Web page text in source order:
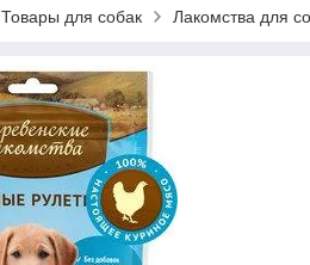
Товары для собак Лакомства для